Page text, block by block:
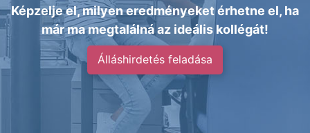
Képzelje el, milyen eredményeket érhetne el, ha
már ma megtalálná az ideális kollégát!
Álláshirdetés feladása